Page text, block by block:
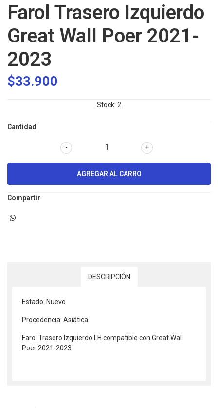
Farol Trasero Izquierdo
Great Wall Poer 2021-
2023
$33.900
Stock: 2
Cantidad
+
-
Compartir
DESCRIPCIÓN
Estado: Nuevo
Procedencia: Asiática
Farol Trasero Izquierdo LH compatible con Great Wall
Poer 2021-2023